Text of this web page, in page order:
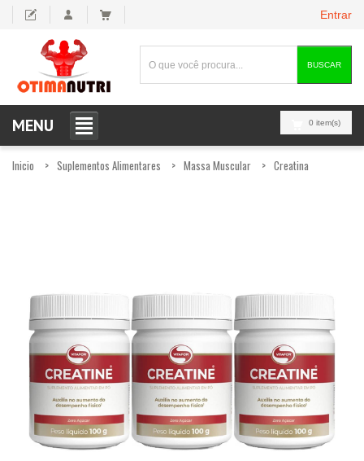
Entrar
BUSCAR
0 item(s)
MENU
Inicio Suplementos Alimentares Massa Muscular Creatina